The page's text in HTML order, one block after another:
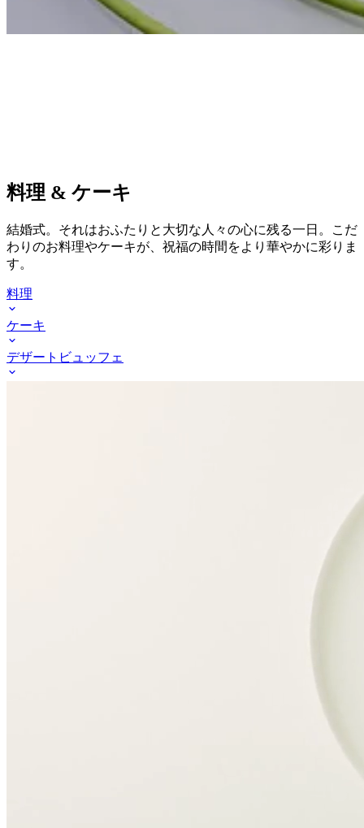
料理 & ケーキ
結婚式。それはおふたりと大切な人々の心に残る一日。
こだ
わりのお料理やケーキが、祝福の時間をより華やかに彩りま
す。
料理
ケーキ
デザート ビュッフェ